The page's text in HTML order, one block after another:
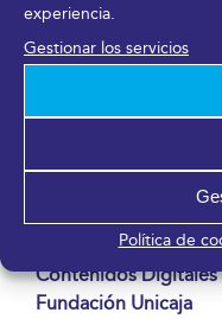
experiencia.
Gestionar los servicios
Política de
FYCMA, el Polo
Nacional de
Contenidos Digitales
Fundación Unicaja